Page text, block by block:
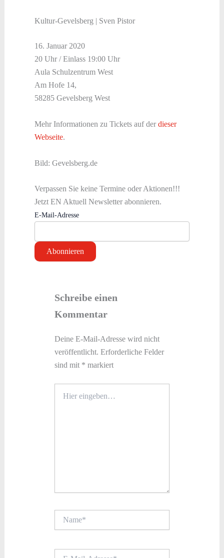
Kultur-Gevelsberg | Sven Pistor
16. Januar 2020
20 Uhr / Einlass 19:00 Uhr
Aula Schulzentrum West
Am Hofe 14,
58285 Gevelsberg West
Mehr Informationen zu Tickets auf der dieser
Webseite.
Bild: Gevelsberg.de
Verpassen Sie keine Termine oder Aktionen!!!
Jetzt EN Aktuell Newsletter abonnieren.
E-Mail-Adresse
Schreibe einen
Kommentar
Deine E-Mail-Adresse wird nicht
veröffentlicht. Erforderliche Felder
sind mit * markiert
eingeben…